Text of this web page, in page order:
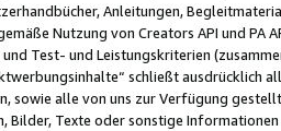
Anleitungen,
Nutzung von Creators API und PA
Test- und Leistungskriterien
schließt ausdrücklich
sowie alle von uns zur Verfügung
Bilder, Texte oder sonstige